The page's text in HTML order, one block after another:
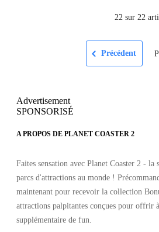
22 sur 22
Précédent
Advertisement
SPONSORISÉ
A PROPOS DE PLANET COASTER 2
Faites sensation avec Planet Coaster 2 -
parcs d'attractions au monde !
maintenant pour recevoir la collection
attractions palpitantes conçues pour offrir
supplémentaire de fun.